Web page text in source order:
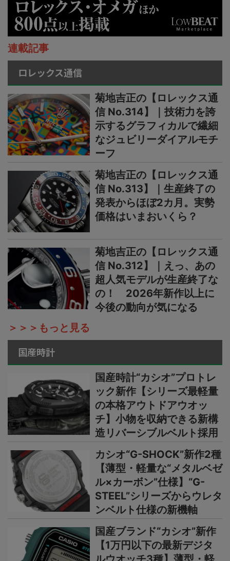
連載記事
ロレックス通信
菊地吉正の【ロレックス通
信 No.314】｜技術力を誇
示するグラフィカルで繊細
なジュビリーダイアルモチ
ーフ
菊地吉正の【ロレックス通
信 No.313】｜生産終了の
発表からほぼ2カ月。実勢
価格はいまおいくら？
菊地吉正の【ロレックス通
信 No.312】｜えっ、あの
超人気モデルが生産終了な
の！ 2026年新作以上に
今後の動向が気になる
＞＞＞もっと見る
国産時計
国産時計“カシオ”プロトレ
ック新作【シリーズ最軽量
の本格アウトドアウオッ
チ】小物を収納できる新構
造リバーシブルベルト採用
カシオ“G-SHOCK”新作2種
【薄型・軽量な“メタルベゼ
ル×カーボン”仕様】“G-
STEEL”シリーズからウレタ
ンベルト仕様の新機軸
国産ブランド“カシオ”新作
【1万円以下の最新デジタ